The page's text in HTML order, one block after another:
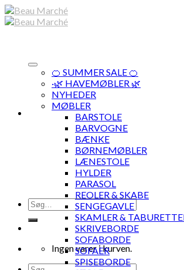
Skip
to
Søg
efter:
Ingen varer i kurven.
🍊 SUMMER SALE 🍊
·🌿 HAVEMØBLER 🌿
NYHEDER
MØBLER
BARSTOLE
BARVOGNE
BÆNKE
BØRNEMØBLER
LÆNESTOLE
HYLDER
PARASOL
REOLER & SKABE
SENGEGAVLE
SKAMLER &
SKRIVEBORDE
SOFABORDE
SOFAER
SPISEBORDE